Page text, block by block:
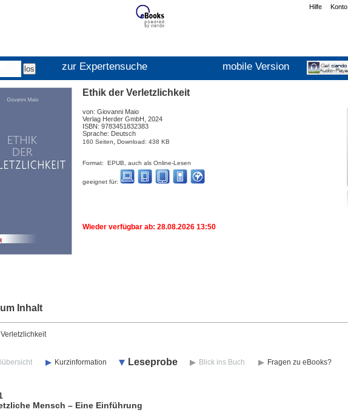
Konto
Hilfe
zur Expertensuche mobile Version
Ethik der Verletzlichkeit
von: Giovanni Maio
Verlag Herder GmbH, 2024
ISBN: 9783451832383
Sprache: Deutsch
160 Seiten, Download: 438 KB
Format: EPUB, auch als Online-Lesen
geeignet für:
Wieder verfügbar ab: 28.08.2026 13:50
Inhalt
Kurzinformation Leseprobe Blick ins Buch Fragen zu eBooks?
Mensch – Eine Einführung